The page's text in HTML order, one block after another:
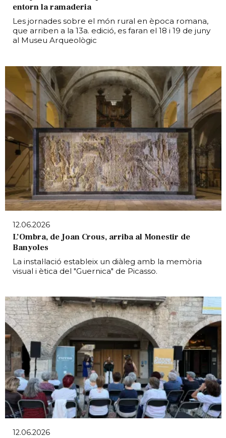
entorn la ramaderia
Les jornades sobre el món rural en època romana,
que arriben a la 13a. edició, es faran el 18 i 19 de juny
al Museu Arqueològic
12.06.2026
L’Ombra, de Joan Crous, arriba al Monestir de
Banyoles
La instal·lació estableix un diàleg amb la memòria
visual i ètica del "Guernica" de Picasso.
12.06.2026